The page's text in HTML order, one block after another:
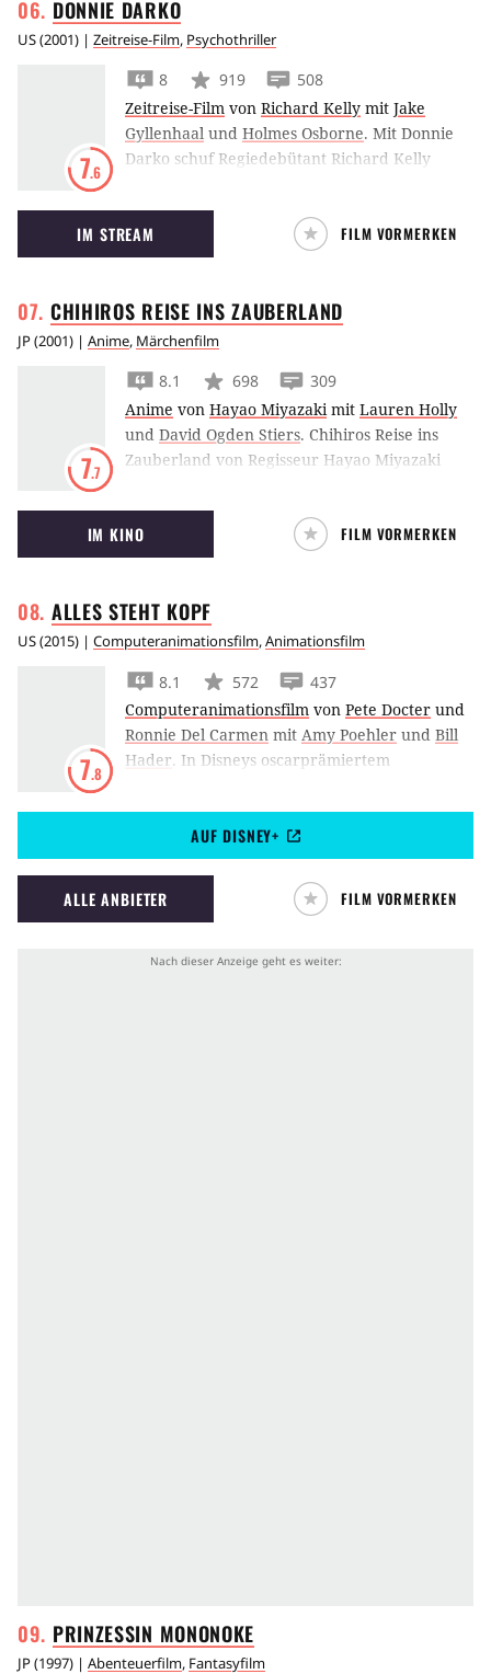
DONNIE DARKO
US(2001) | Zeitreise-Film, Psychothriller
7.6
8 919
508
Zeitreise-Film von Richard Kelly mit Jake
Gyllenhaal und Holmes Osborne. Mit Donnie
Darko schuf Regiedebütant Richard Kelly
Mysterythrillers. Jake Gyllenhaal überzeugt als
Teenager, dem ein humanoider Hase
erscheint und der den Weltuntergang
IM STREAM FILM VORMERKEN
CHIHIROS REISE INSZAUBERLAND
JP(2001) | Anime, Märchenfilm
7.7
8.1 698
309
Anime von Hayao Miyazaki mit Lauren Holly
und David Ogden Stiers. Chihiros Reise ins
Zauberland von Regisseur Hayao Miyazaki
Anime-Filme aller Zeiten. Er handelt von der
zehnjährigen Chihiro, die sich ohne ihre
Eltern in einer gruseligen Fantasiewelt mit
IM KINO FILM VORMERKEN
ALLES STEHT KOPF
US(2015) | Computeranimationsfilm,Animationsfilm
7.8
8.1 572
437
Computeranimationsfilm von Pete Docter und
Ronnie Del Carmen mit Amy Poehler und Bill
Hader. In Disneys oscarprämiertem
Emotionen eines jungen Mädchens in ihrem
Kopf ein ungewöhnliches Eigenleben.
AUF DISNEY+
ALLE ANBIETER FILM VORMERKEN
PRINZESSIN MONONOKE
JP(1997) | Abenteuerfilm, Fantasyfilm